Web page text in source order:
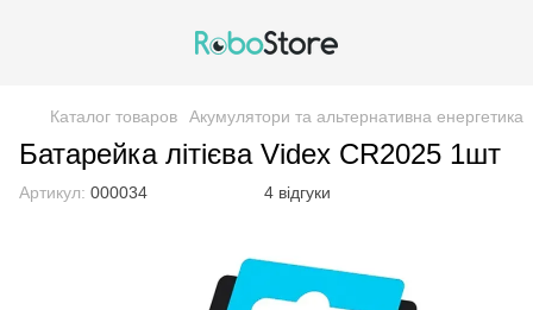
Каталог товаров Акумулятори та альтернативна енергетика
Батарейка літієва Videx CR2025 1шт
Артикул: 000034 4 відгуки